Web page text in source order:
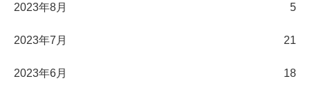
2023年8月 5
2023年7月 21
2023年6月 18